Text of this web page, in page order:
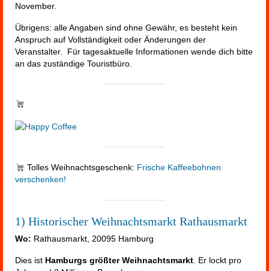
November.
Übrigens: alle Angaben sind ohne Gewähr, es besteht kein
Anspruch auf Vollständigkeit oder Änderungen der
Veranstalter. Für tagesaktuelle Informationen wende dich bitte
an das zuständige Touristbüro.
Tolles Weihnachtsgeschenk: Frische Kaffeebohnen
verschenken!
1) Historischer Weihnachtsmarkt Rathausmarkt
Wo: Rathausmarkt, 20095 Hamburg
Dies ist Hamburgs größter Weihnachtsmarkt . Er lockt pro